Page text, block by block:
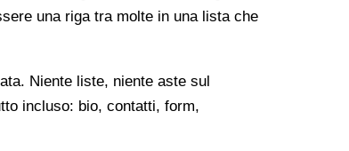
una riga tra molte in una lista che
Niente liste, niente aste sul
incluso: bio, contatti, form,